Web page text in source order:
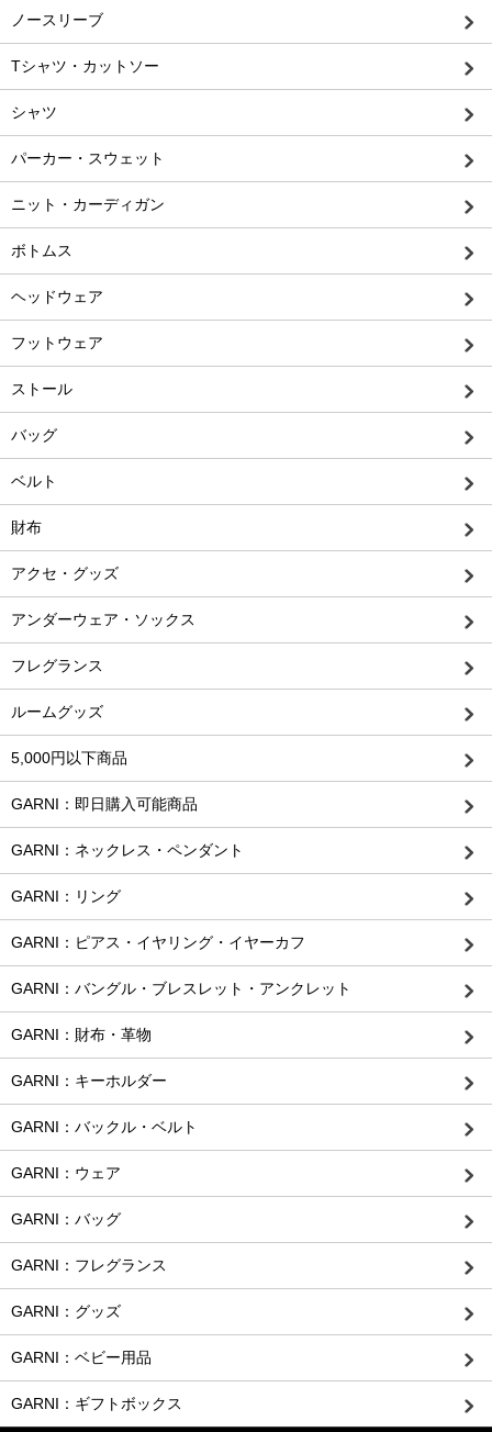
ノースリーブ
Tシャツ・カットソー
シャツ
パーカー・スウェット
ニット・カーディガン
ボトムス
ヘッドウェア
フットウェア
ストール
バッグ
ベルト
財布
アクセ・グッズ
アンダーウェア・ソックス
フレグランス
ルームグッズ
5,000円以下商品
GARNI：即日購入可能商品
GARNI：ネックレス・ペンダント
GARNI：リング
GARNI：ピアス・イヤリング・イヤーカフ
GARNI：バングル・ブレスレット・アンクレット
GARNI：財布・革物
GARNI：キーホルダー
GARNI：バックル・ベルト
GARNI：ウェア
GARNI：バッグ
GARNI：フレグランス
GARNI：グッズ
GARNI：ベビー用品
GARNI：ギフトボックス